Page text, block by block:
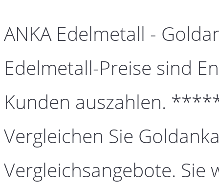
ANKA Edelmetall -
Edelmetall-Preise sind
Kunden auszahlen.
Vergleichen Sie
Vergleichsangebote. Sie